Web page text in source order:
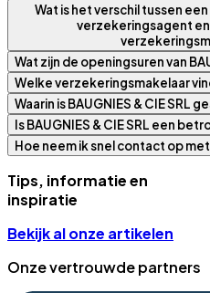
Wat is het verschil tussen
verzekeringsagent
Wat zijn de openingsuren van
Welke verzekeringsmakelaar
Waarin is BAUGNIES & CIE SRL
Is BAUGNIES & CIE SRL een
Hoe neem ik snel contact op met
Tips, informatie en
inspiratie
Bekijk al onze artikelen
Onze vertrouwde partners